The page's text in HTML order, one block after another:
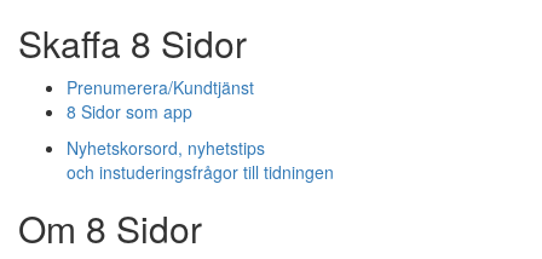
Skaffa 8 Sidor
Prenumerera/Kundtjänst
8 Sidor som app
Nyhetskorsord, nyhetstips
och instuderingsfrågor till tidningen
Om 8 Sidor